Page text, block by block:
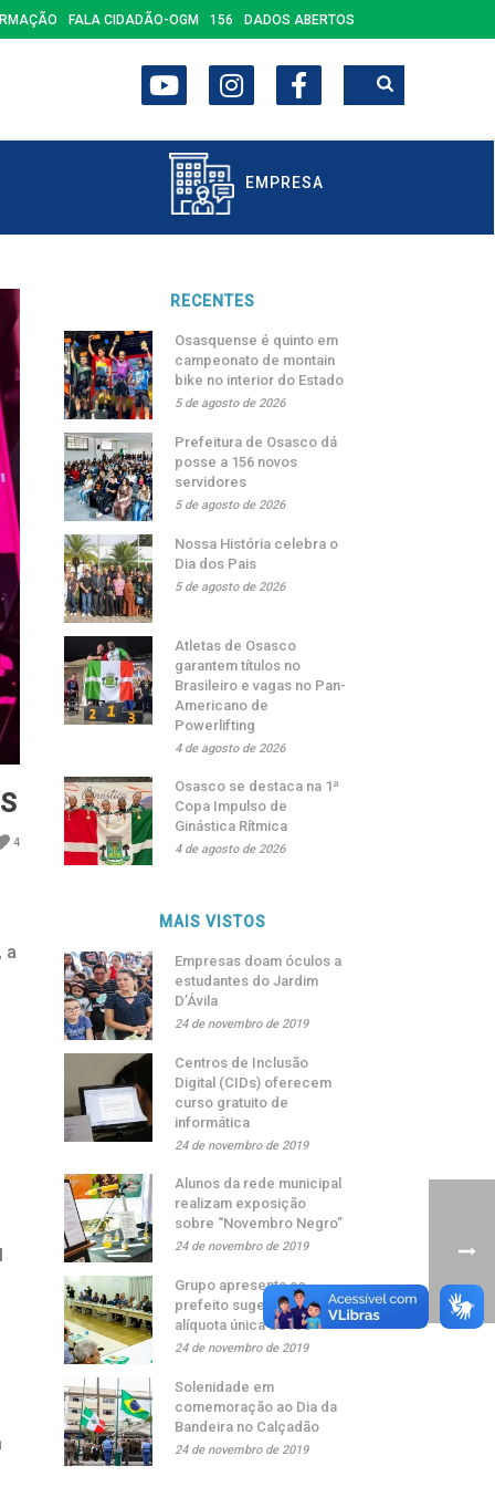
FALA CIDADÃO-OGM 156 DADOS ABERTOS
EMPRESA
4
a
RECENTES
Osasquense é quinto em
campeonato de montain
bike no interior do Estado
5 de agosto de 2026
Prefeitura de Osasco dá
posse a 156 novos
servidores
5 de agosto de 2026
Nossa História celebra o
Dia dos Pais
5 de agosto de 2026
Atletas de Osasco
garantem títulos no
Brasileiro e vagas no Pan-
Americano de
Powerlifting
4 de agosto de 2026
Osasco se destaca na 1ª
Copa Impulso de
Ginástica Rítmica
4 de agosto de 2026
MAIS VISTOS
Empresas doam óculos a
estudantes do Jardim
D’Ávila
24 de novembro de 2019
Centros de Inclusão
Digital (CIDs) oferecem
curso gratuito de
informática
24 de novembro de 2019
Alunos da rede municipal
realizam exposição
sobre “Novembro Negro”
24 de novembro de 2019
Grupo apresenta ao
prefeito sugestão de
alíquota única de ISS
24 de novembro de 2019
Solenidade em
comemoração ao Dia da
Bandeira no Calçadão
24 de novembro de 2019